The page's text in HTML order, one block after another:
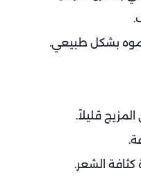
بشكل طبيعي.
قليلاً.
الشعر.